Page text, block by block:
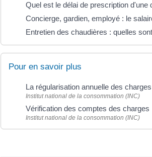
Quel est le délai de prescription
Concierge, gardien, employé : le
Entretien des chaudières : quelles
Pour en savoir plus
La régularisation annuelle des charges
Institut national de la consommation (INC)
Vérification des comptes des charges
Institut national de la consommation (INC)